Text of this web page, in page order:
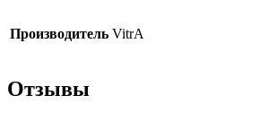
Производитель VitrA
Отзывы